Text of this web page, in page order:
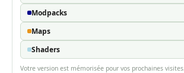
Modpacks
Maps
Shaders
Votre version est mémorisée pour vos prochaines visites.